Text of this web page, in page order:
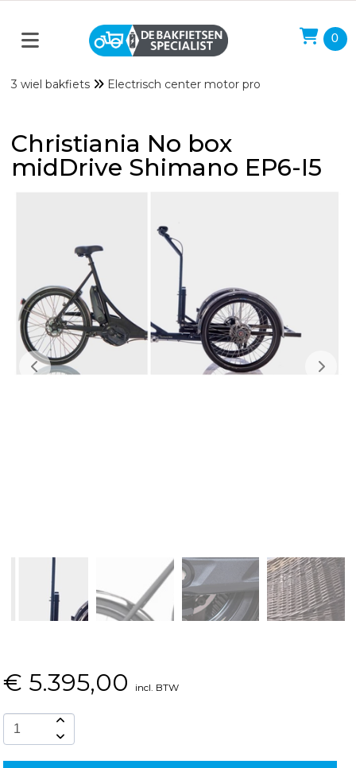
0
3 wiel bakfiets Electrisch center motor pro
Christiania No box
midDrive Shimano EP6-I5
€ 5.395,00 incl. BTW